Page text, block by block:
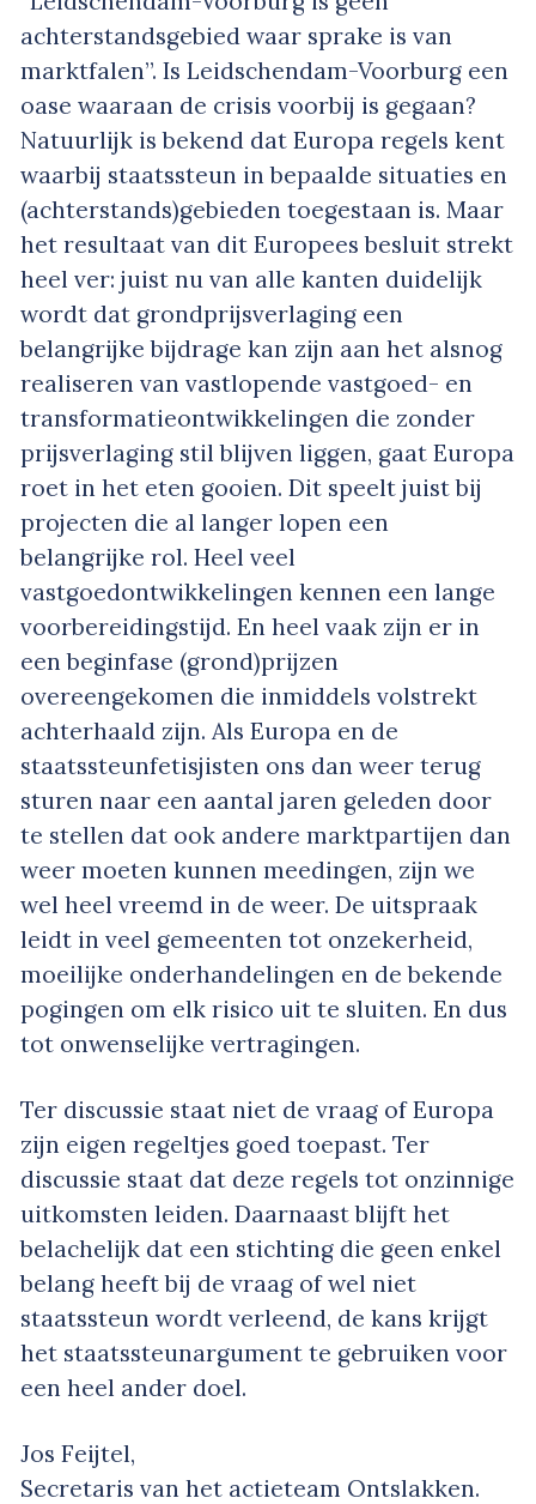
achterstandsgebied waar sprake is van
marktfalen”. Is Leidschendam-Voorburg een
oase waaraan de crisis voorbij is gegaan?
Natuurlijk is bekend dat Europa regels kent
waarbij staatssteun in bepaalde situaties en
(achterstands)gebieden toegestaan is. Maar
het resultaat van dit Europees besluit strekt
heel ver: juist nu van alle kanten duidelijk
wordt dat grondprijsverlaging een
belangrijke bijdrage kan zijn aan het alsnog
realiseren van vastlopende vastgoed- en
transformatieontwikkelingen die zonder
prijsverlaging stil blijven liggen, gaat Europa
roet in het eten gooien. Dit speelt juist bij
projecten die al langer lopen een
belangrijke rol. Heel veel
vastgoedontwikkelingen kennen een lange
voorbereidingstijd. En heel vaak zijn er in
een beginfase (grond)prijzen
overeengekomen die inmiddels volstrekt
achterhaald zijn. Als Europa en de
staatssteunfetisjisten ons dan weer terug
sturen naar een aantal jaren geleden door
te stellen dat ook andere marktpartijen dan
weer moeten kunnen meedingen, zijn we
wel heel vreemd in de weer. De uitspraak
leidt in veel gemeenten tot onzekerheid,
moeilijke onderhandelingen en de bekende
pogingen om elk risico uit te sluiten. En dus
tot onwenselijke vertragingen.
Ter discussie staat niet de vraag of Europa
zijn eigen regeltjes goed toepast. Ter
discussie staat dat deze regels tot onzinnige
uitkomsten leiden. Daarnaast blijft het
belachelijk dat een stichting die geen enkel
belang heeft bij de vraag of wel niet
staatssteun wordt verleend, de kans krijgt
het staatssteunargument te gebruiken voor
een heel ander doel.
Jos Feijtel,
Secretaris van het actieteam Ontslakken.